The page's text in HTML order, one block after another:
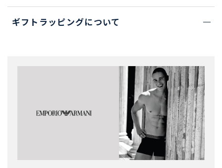
ギフトラッピングについて